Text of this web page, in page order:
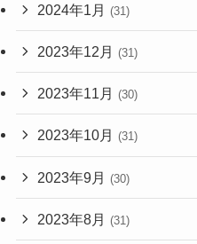
2024年1月 (31)
2023年12月 (31)
2023年11月 (30)
2023年10月 (31)
2023年9月 (30)
2023年8月 (31)